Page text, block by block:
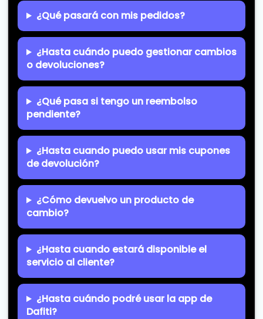
¿Qué pasará con mis pedidos?
¿Hasta cuándo puedo gestionar cambios
o devoluciones?
¿Qué pasa si tengo un reembolso
pendiente?
¿Hasta cuando puedo usar mis cupones
de devolución?
¿Cómo devuelvo un producto de
cambio?
¿Hasta cuando estará disponible el
servicio al cliente?
¿Hasta cuándo podré usar la app de
Dafiti?